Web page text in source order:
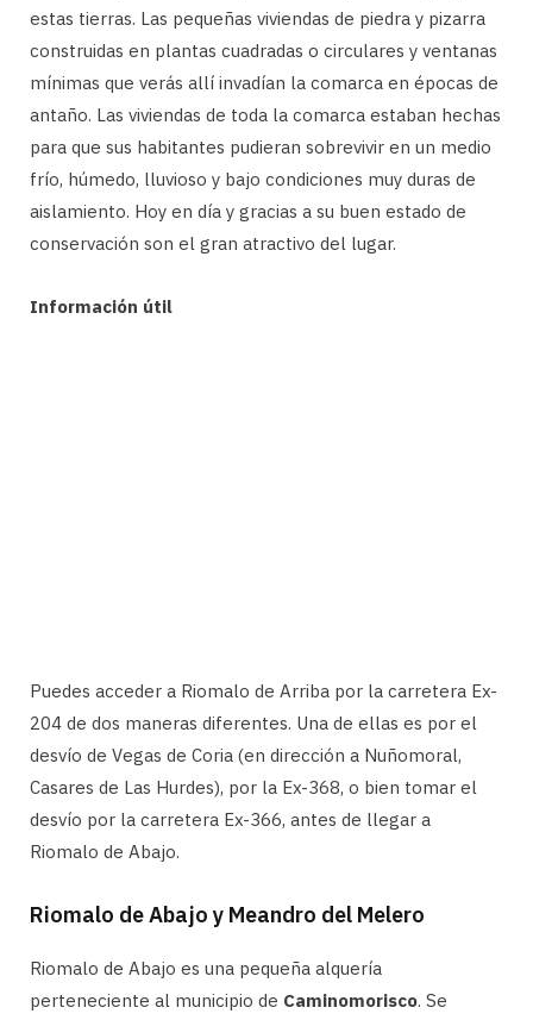
estas tierras. Las pequeñas viviendas de piedra y pizarra
construidas en plantas cuadradas o circulares y ventanas
mínimas que verás allí invadían la comarca en épocas de
antaño. Las viviendas de toda la comarca estaban hechas
para que sus habitantes pudieran sobrevivir en un medio
frío, húmedo, lluvioso y bajo condiciones muy duras de
aislamiento. Hoy en día y gracias a su buen estado de
conservación son el gran atractivo del lugar.
Información útil
Puedes acceder a Riomalo de Arriba por la carretera Ex-
204 de dos maneras diferentes. Una de ellas es por el
desvío de Vegas de Coria (en dirección a Nuñomoral,
Casares de Las Hurdes), por la Ex-368, o bien tomar el
desvío por la carretera Ex-366, antes de llegar a
Riomalo de Abajo.
Riomalo de Abajo y Meandro del Melero
Riomalo de Abajo es una pequeña alquería
perteneciente al municipio de Caminomorisco. Se